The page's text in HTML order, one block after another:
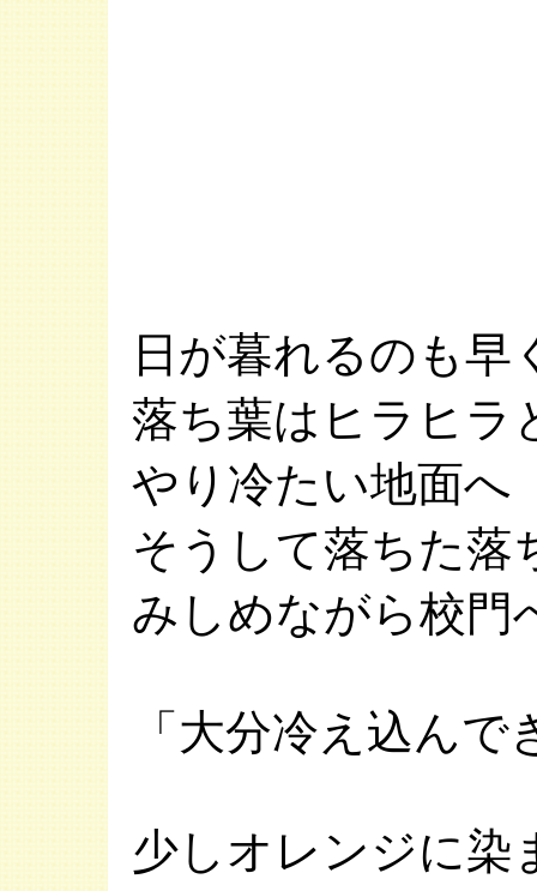
日が暮れるのも
落ち葉はヒラヒラ
やり冷たい地面へ
そうして落ちた落
みしめながら校門
「大分冷え込ん
少しオレンジに染